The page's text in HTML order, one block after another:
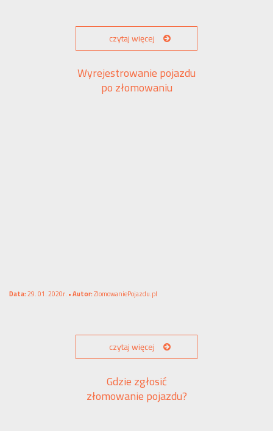
czytaj więcej
Wyrejestrowanie pojazdu
po złomowaniu
Data:29. 01. 2020r. •Autor:ZlomowaniePojazdu.pl
czytaj więcej
Gdzie zgłosić
złomowanie pojazdu?